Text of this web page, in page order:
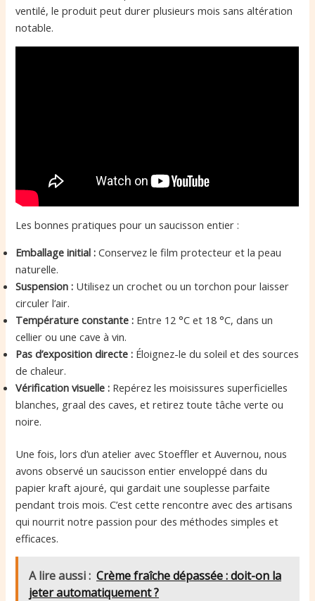
ventilé, le produit peut durer plusieurs mois sans altération
notable.
Les bonnes pratiques pour un saucisson entier :
Emballage initial : Conservez le film protecteur et la peau
naturelle.
Suspension : Utilisez un crochet ou un torchon pour laisser
circuler l’air.
Température constante : Entre 12 °C et 18 °C, dans un
cellier ou une cave à vin.
Pas d’exposition directe : Éloignez-le du soleil et des sources
de chaleur.
Vérification visuelle : Repérez les moisissures superficielles
blanches, graal des caves, et retirez toute tâche verte ou
noire.
Une fois, lors d’un atelier avec Stoeffler et Auvernou, nous
avons observé un saucisson entier enveloppé dans du
papier kraft ajouré, qui gardait une souplesse parfaite
pendant trois mois. C’est cette rencontre avec des artisans
qui nourrit notre passion pour des méthodes simples et
efficaces.
A lire aussi : Crème fraîche dépassée : doit-on la
jeter automatiquement ?